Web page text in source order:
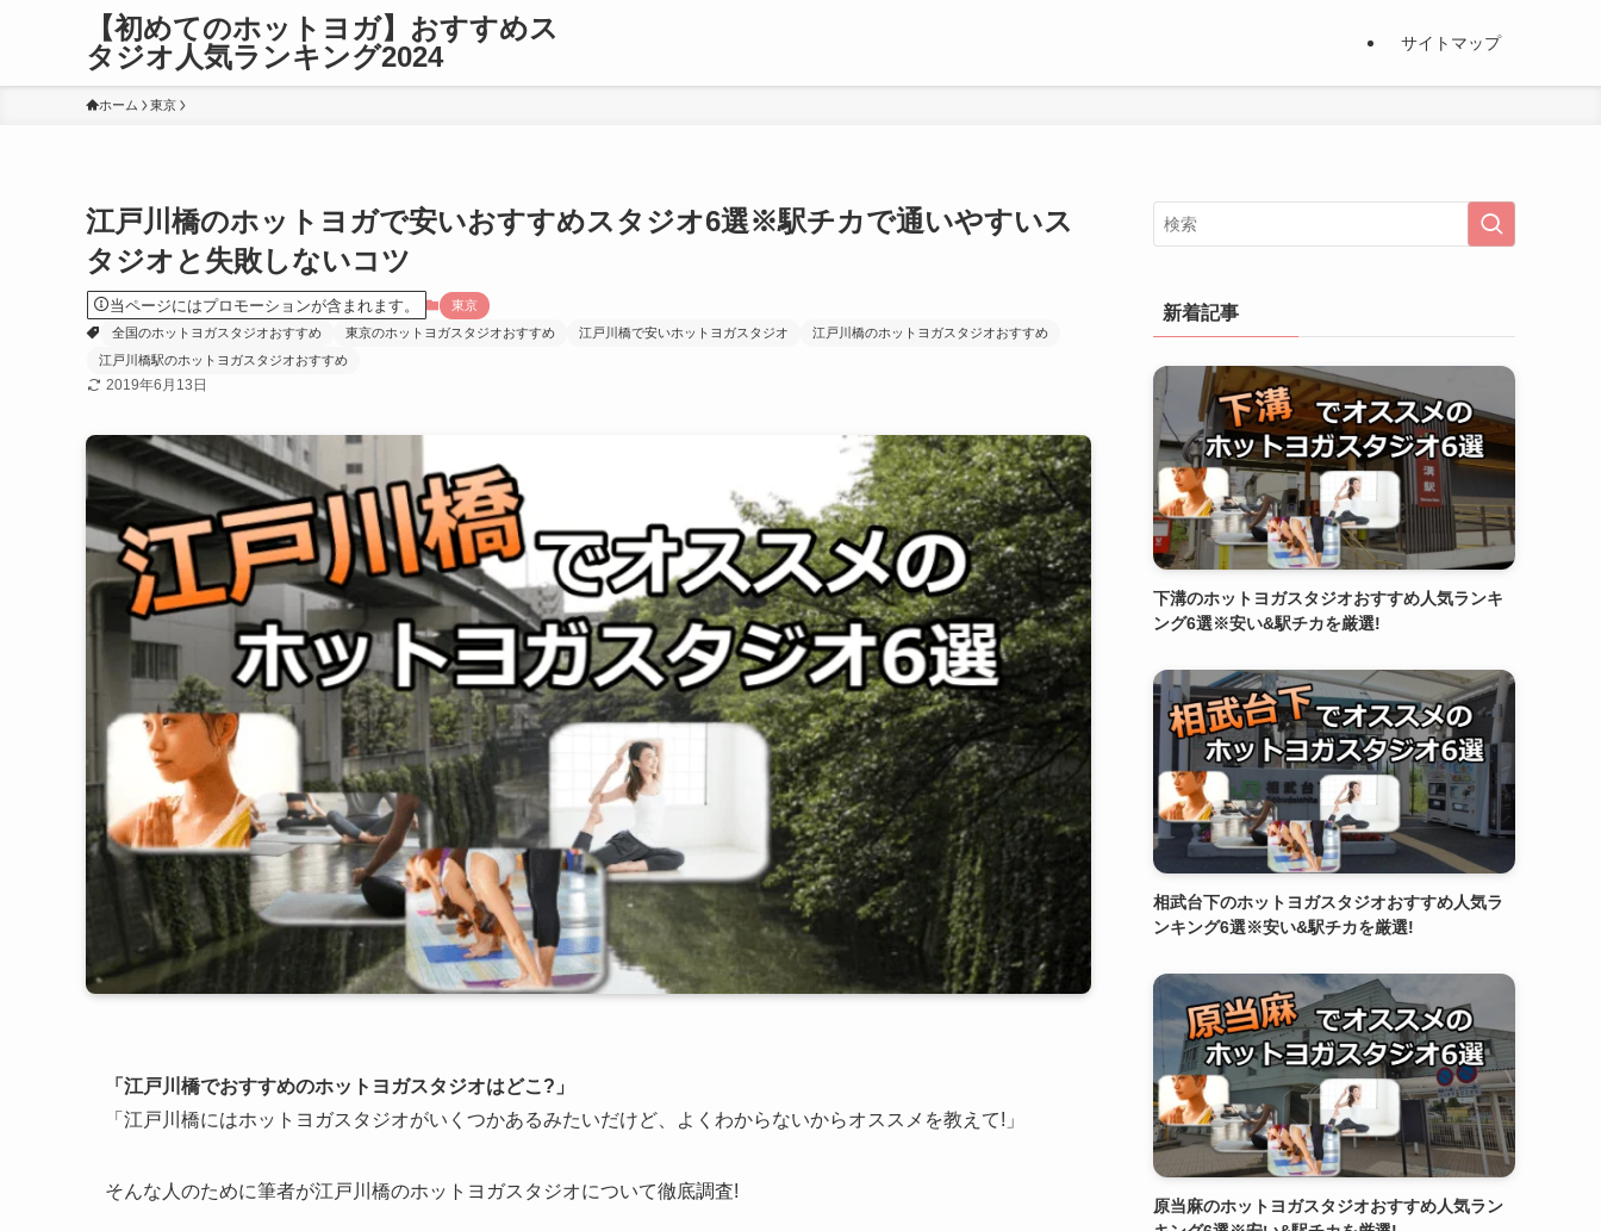
【初めてのホットヨガ】おすすめス
タジオ人気ランキング2024
サイトマップ
ホーム 東京
江戸川橋のホットヨガで安いおすすめスタジオ6選※駅チカで通いやすいス
タジオと失敗しないコツ
当ページにはプロモーションが含まれます。
東京
全国のホットヨガスタジオおすすめ
東京のホットヨガスタジオおすすめ 江戸川橋で安いホットヨガスタジオ
江戸川橋のホットヨガスタジオおすすめ
江戸川橋駅のホットヨガスタジオおすすめ
2019年6月13日
「江戸川橋でおすすめのホットヨガスタジオはどこ?」
「江戸川橋にはホットヨガスタジオがいくつかあるみたいだけど、よくわからないからオススメを教えて!」
そんな人のために筆者が江戸川橋のホットヨガスタジオについて徹底調査!
新着記事
下溝のホットヨガスタジオおすすめ人気ランキ
ング6選※安い&駅チカを厳選!
相武台下のホットヨガスタジオおすすめ人気ラ
ンキング6選※安い&駅チカを厳選!
原当麻のホットヨガスタジオおすすめ人気ラン